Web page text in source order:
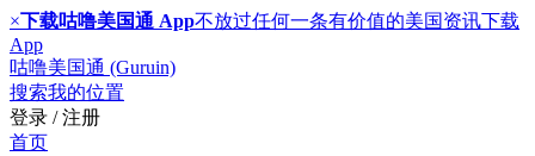
×下载咕噜美国通 App不放过任何一条有价值的美国资讯下载
App
咕噜美国通 (Guruin)
搜索我的位置
登录 / 注册
首页